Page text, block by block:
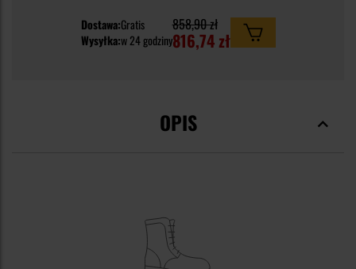
Dostawa:Gratis
Wysyłka:w 24 godziny
858,90 zł
816,74 zł
OPIS